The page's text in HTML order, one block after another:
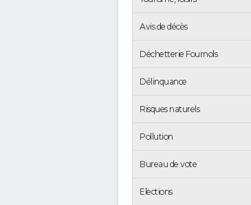
Avis de décès
Déchetterie Fournols
Délinquance
Risques naturels
Pollution
Bureau de vote
Elections